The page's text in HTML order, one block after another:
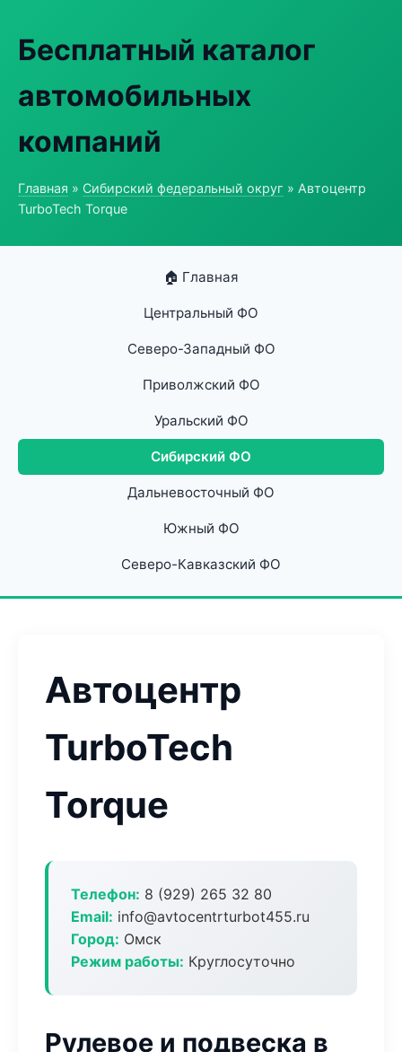
Бесплатный каталог
автомобильных
компаний
Главная » Сибирский федеральный округ » Автоцентр
TurboTech Torque
🏠 Главная
Центральный ФО
Северо-Западный ФО
Приволжский ФО
Уральский ФО
Сибирский ФО
Дальневосточный ФО
Южный ФО
Северо-Кавказский ФО
Автоцентр
TurboTech
Torque
Телефон: 8 (929) 265 32 80
Email: info@avtocentrturbot455.ru
Город: Омск
Режим работы: Круглосуточно
Рулевое и подвеска в